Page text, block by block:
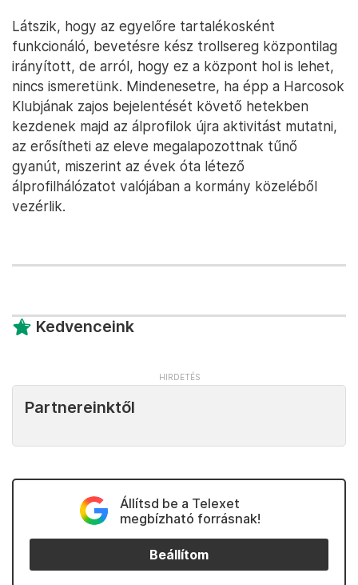
Látszik, hogy az egyelőre tartalékosként
funkcionáló, bevetésre kész trollsereg központilag
irányított, de arról, hogy ez a központ hol is lehet,
nincs ismeretünk. Mindenesetre, ha épp a Harcosok
Klubjának zajos bejelentését követő hetekben
kezdenek majd az álprofilok újra aktivitást mutatni,
az erősítheti az eleve megalapozottnak tűnő
gyanút, miszerint az évek óta létező
álprofilhálózatot valójában a kormány közeléből
vezérlik.
Kedvenceink
Partnereinktől
Állítsd be a Telexet
megbízható forrásnak!
Beállítom